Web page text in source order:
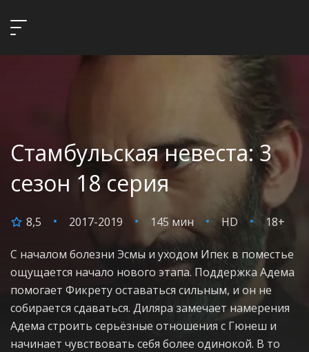
Стамбульская невеста: 3
сезон 18 серия
8,5 2017-2019 145 мин HD 18+
С началом болезни Эсмы и уходом Ипек в поместье
ощущается начало нового этапа. Поддержка Адема
помогает Фикрету оставаться сильным, и он не
собирается сдаваться. Диляра замечает намерения
Адема строить серьёзные отношения с Гюнеш и
начинает чувствовать себя более одинокой. В то